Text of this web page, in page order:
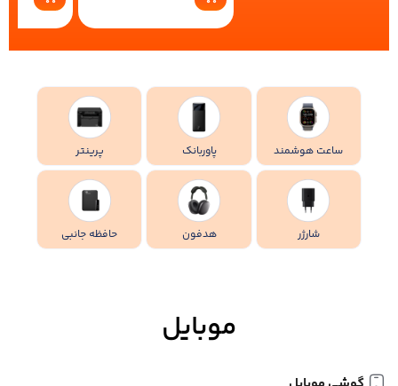
ساعت هوشمند پاوربانک پرینتر
شارژر هدفون حافظه جانبی
موبایل